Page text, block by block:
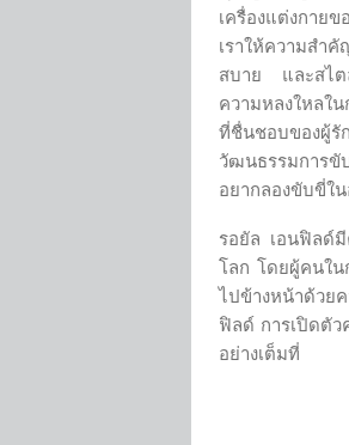
เครื่องแต่งกาย
เราให้ความสำ
สบาย และสไต
ความหลงใหลใ
ที่ชื่นชอบของผู้รั
วัฒนธรรมการขั
อยากลองขับขี่ใ
รอยัล เอนฟิลด์
โลก โดยผู้คนใ
ไปข้างหน้าด้วย
ฟิลด์ การเปิดตั
อย่างเต็มที่